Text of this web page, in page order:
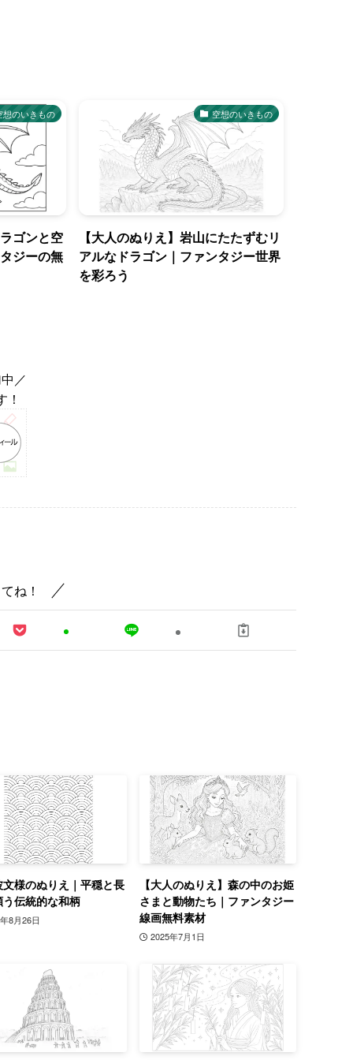
想のいきもの
ゴンと空
ジーの無
空想のいきもの
【大人のぬりえ】岩山にたたずむリ
アルなドラゴン｜ファンタジー世界
を彩ろう
／
ね！
様のぬりえ｜平穏と長
伝統的な和柄
8月26日
【大人のぬりえ】森の中のお姫
さまと動物たち｜ファンタジー
線画無料素材
2025年7月1日